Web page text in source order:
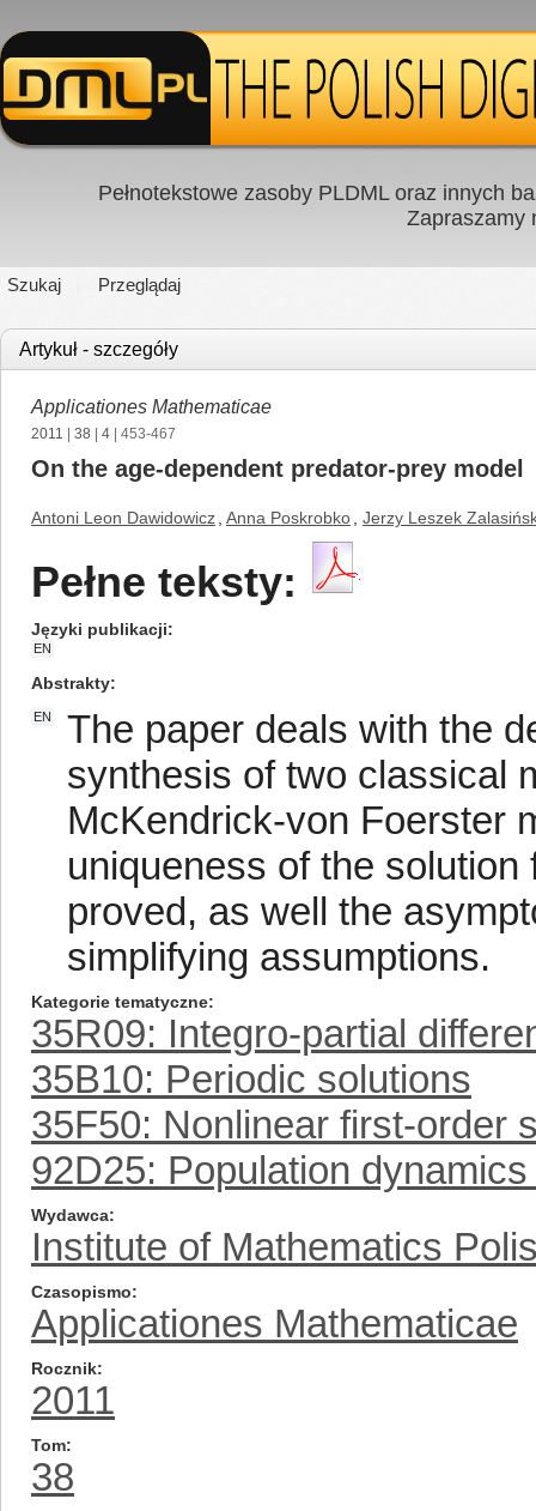
Pełnotekstowe zasoby PLDML oraz innych
Zapraszamy
Szukaj Przeglądaj
Artykuł - szczegóły
Applicationes Mathematicae
2011 38 4 | 453-467
On the age-dependent predator-prey model
Antoni Leon Dawidowicz Anna Poskrobko Jerzy Leszek
Pełne teksty:
Języki publikacji
EN
Abstrakty
EN
The paper deals with the
synthesis of two classical
McKendrick-von Foerster
uniqueness of the
proved, as well the
simplifying assumptions.
Kategorie tematyczne
35R09: Integro-partial
35B10: Periodic solutions
35F50: Nonlinear first-order
92D25: Population
Wydawca
Institute of Mathematics
Czasopismo
Applicationes Mathematicae
Rocznik
2011
Tom
38